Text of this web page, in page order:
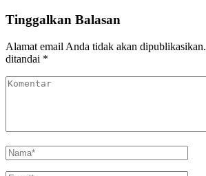
Tinggalkan Balasan
Alamat email Anda tidak akan dipublikasikan.
ditandai *